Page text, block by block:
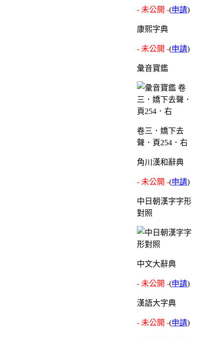
- 未公開 -(申請)
康熙字典
- 未公開 -(申請)
彙音寶鑑
卷三．嬌下去
聲．頁254．右
角川漢和辭典
- 未公開 -(申請)
中日朝漢字字形
對照
中文大辭典
- 未公開 -(申請)
漢語大字典
- 未公開 -(申請)